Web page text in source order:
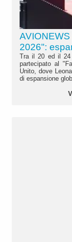
2026":
Tra il 20 ed il 24
partecipato al
Unito, dove
di espansione